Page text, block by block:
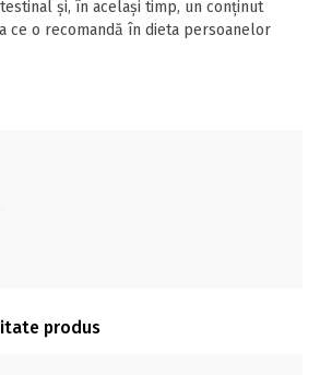
şi, în acelaşi timp, un conţinut
ce o recomandă în dieta persoanelor
produs